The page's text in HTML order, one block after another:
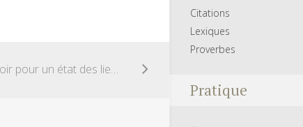
Bon pour pouvoir pour un état des lieux
Citations
Lexiques
Proverbes
Pratique